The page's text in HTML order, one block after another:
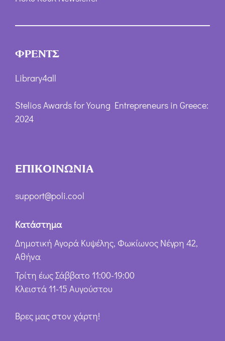
ΦΡΕΝΤΣ
Library4all
Stelios Awards for Young Entrepreneurs in Greece:
2024
ΕΠΙΚΟΙΝΩΝΙΑ
support@poli.cool
Κατάστημα
Δημοτική Αγορά Κυψέλης, Φωκίωνος Νέγρη 42,
Αθήνα
Τρίτη έως Σάββατο 11:00-19:00
Κλειστά 11-15 Αυγούστου
Βρες μας στον χάρτη!